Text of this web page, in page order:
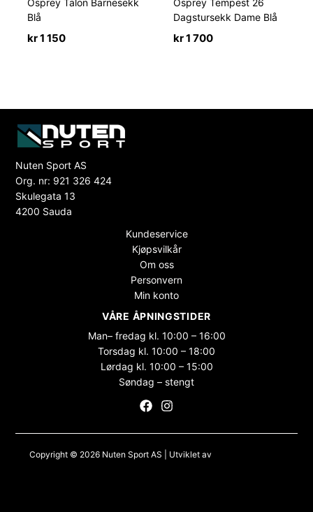
Osprey Talon Barnesekk
Blå
kr1 150
Osprey Tempest 26
Dagstursekk Dame Blå
kr1 700
Nuten Sport AS
Org. nr: 921 326 424
Skulegata 13
4200 Sauda
Kundeservice
Kjøpsvilkår
Om oss
Personvern
Min konto
VÅRE ÅPNINGSTIDER
Man– fredag kl. 10:00 – 16:00
Torsdag kl. 10:00 – 18:00
Lørdag kl. 10:00 – 15:00
Søndag – stengt
Copyright © 2026 Nuten Sport AS | Utviklet av